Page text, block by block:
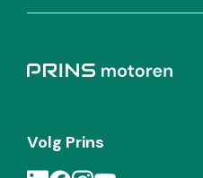
Volg Prins